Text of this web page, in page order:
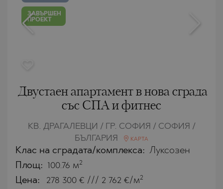
ЗАВЪРШЕН
ПРОЕКТ
Двустаен апартамент в нова сграда
със СПА и фитнес
КВ. ДРАГАЛЕВЦИ / ГР. СОФИЯ / СОФИЯ /
БЪЛГАРИЯ
КАРТА
Клас на сградата/комплекса: Луксозен
Площ: 100.76 м2
Цена: 278 300 € /// 2 762 €/м2